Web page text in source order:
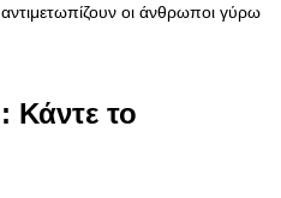
οι άνθρωποι γύρω
Κάντε το